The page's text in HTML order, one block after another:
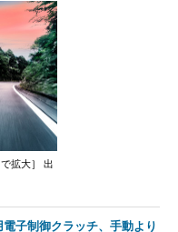
拡大］ 出
子制御クラッチ、手動より